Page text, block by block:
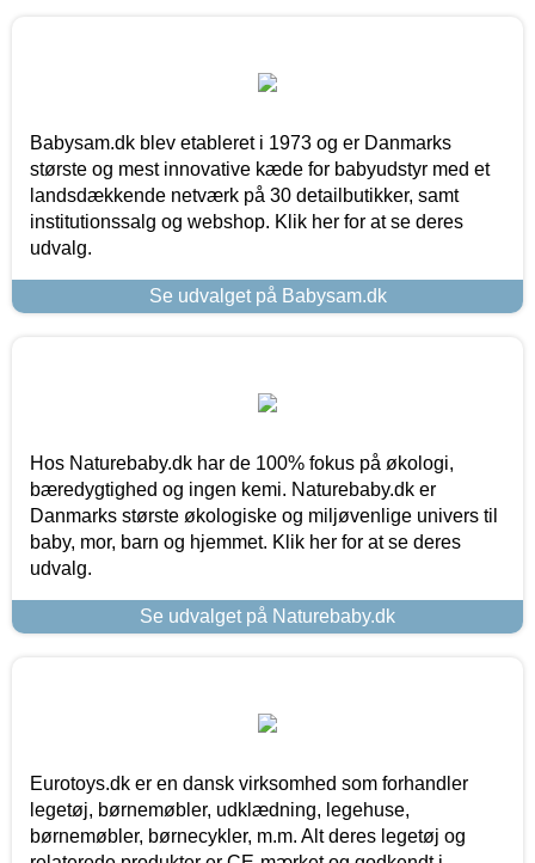
Babysam.dk blev etableret i 1973 og er Danmarks
største og mest innovative kæde for babyudstyr med et
landsdækkende netværk på 30 detailbutikker, samt
institutionssalg og webshop. Klik her for at se deres
udvalg.
Se udvalget på Babysam.dk
Hos Naturebaby.dk har de 100% fokus på økologi,
bæredygtighed og ingen kemi. Naturebaby.dk er
Danmarks største økologiske og miljøvenlige univers til
baby, mor, barn og hjemmet. Klik her for at se deres
udvalg.
Se udvalget på Naturebaby.dk
Eurotoys.dk er en dansk virksomhed som forhandler
legetøj, børnemøbler, udklædning, legehuse,
børnemøbler, børnecykler, m.m. Alt deres legetøj og